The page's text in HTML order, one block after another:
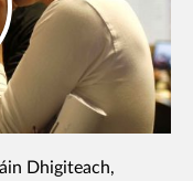
Dhigiteach,